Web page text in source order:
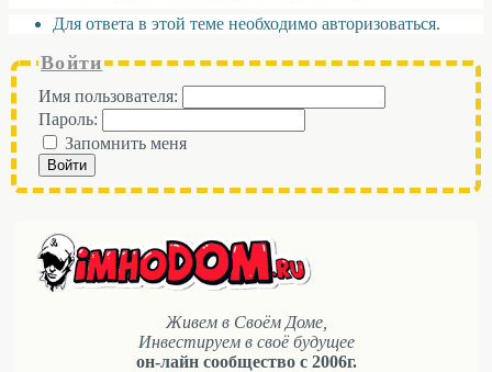
Для ответа в этой теме необходимо авторизоваться.
Войти
Имя пользователя:
Пароль:
Запомнить меня
Войти
Живем в Своём Доме,
Инвестируем в своё будущее
он-лайн сообщество с 2006г.